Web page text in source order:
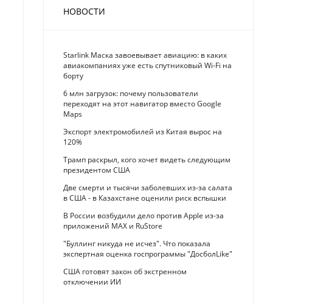
НОВОСТИ
Starlink Маска завоевывает авиацию: в каких
авиакомпаниях уже есть спутниковый Wi-Fi на
борту
6 млн загрузок: почему пользователи
переходят на этот навигатор вместо Google
Maps
Экспорт электромобилей из Китая вырос на
120%
Трамп раскрыл, кого хочет видеть следующим
президентом США
Две смерти и тысячи заболевших из-за салата
в США - в Казахстане оценили риск вспышки
В России возбудили дело против Apple из-за
приложений MAX и RuStore
"Буллинг никуда не исчез". Что показала
экспертная оценка госпрограммы "ДосболLike"
США готовят закон об экстренном
отключении ИИ